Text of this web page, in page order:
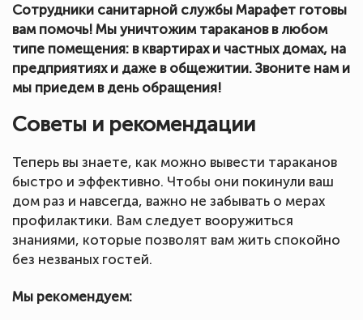
Сотрудники санитарной службы Марафет готовы
вам помочь! Мы уничтожим тараканов в любом
типе помещения: в квартирах и частных домах, на
предприятиях и даже в общежитии. Звоните нам и
мы приедем в день обращения!
Советы и рекомендации
Теперь вы знаете, как можно вывести тараканов
быстро и эффективно. Чтобы они покинули ваш
дом раз и навсегда, важно не забывать о мерах
профилактики. Вам следует вооружиться
знаниями, которые позволят вам жить спокойно
без незваных гостей.
Мы рекомендуем: